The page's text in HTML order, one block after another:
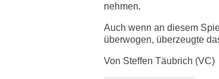
nehmen.
Auch wenn an diesem
überwogen, überzeugte
Von Steffen Täubrich (VC)